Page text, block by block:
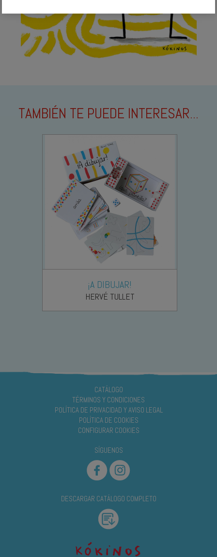
TAMBIÉN TE PUEDE INTERESAR...
¡A DIBUJAR!
HERVÉ TULLET
CATÁLOGO
TÉRMINOS Y CONDICIONES
POLÍTICA DE PRIVACIDAD Y AVISO LEGAL
POLÍTICA DE COOKIES
CONFIGURAR COOKIES
SÍGUENOS
DESCARGAR CATÁLOGO COMPLETO